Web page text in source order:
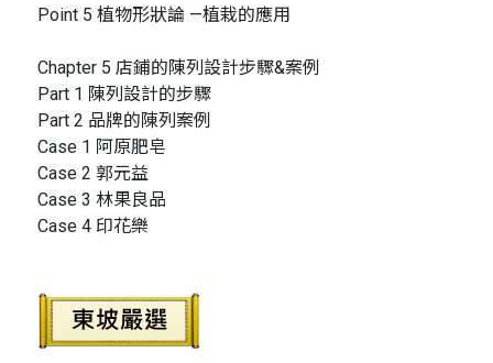
Point 5 植物形狀論 —植栽的應用
Chapter 5 店鋪的陳列設計步驟&案例
Part 1 陳列設計的步驟
Part 2 品牌的陳列案例
Case 1 阿原肥皂
Case 2 郭元益
Case 3 林果良品
Case 4 印花樂